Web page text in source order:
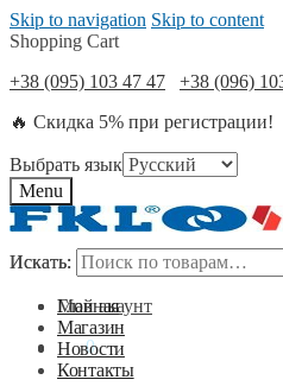
Skip to navigation Skip to content
Shopping Cart
+38 (095) 103 47 47
+38 (096)
🔥 Скидка 5% при регистрации!
Выбрать язык
Menu
Искать:
Мой акаунт
0₴ 0
Искать:
Главная
Магазин
Новости
Контакты